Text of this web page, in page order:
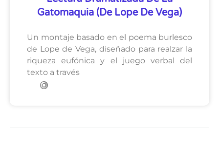
Gatomaquia (de Lope De Vega)
Un montaje basado en el poema burlesco
de Lope de Vega, diseñado para realzar la
riqueza eufónica y el juego verbal del
texto a través